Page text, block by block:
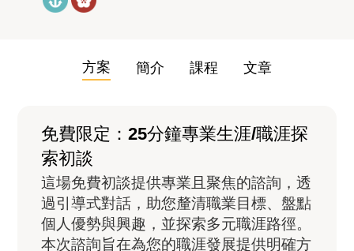
方案 簡介 課程 文章
免費限定：25分鐘專業生涯/職涯探
索初談
這場免費初談提供專業且聚焦的諮詢，透
過引導式對話，助您釐清職業目標、盤點
個人優勢與興趣，並探索多元職涯路徑。
本次諮詢旨在為您的職涯發展提供明確方